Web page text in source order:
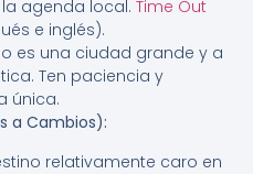
agenda local. Time Out
e inglés).
es una ciudad grande y a
Ten paciencia y
única.
a Cambios):
relativamente caro en